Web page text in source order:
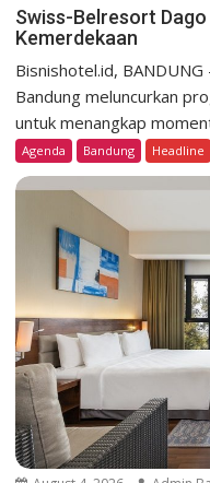
Swiss-Belresort
Kemerdekaan
Bisnishotel.id,
Bandung meluncurkan
untuk menangkap
Agenda Bandung Headline